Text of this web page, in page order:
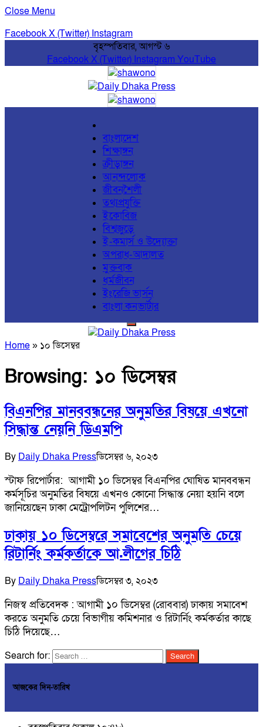
Close Menu
FacebookX (Twitter) Instagram
বৃহস্পতিবার, আগস্ট ৬
FacebookX (Twitter) Instagram YouTube
বাংলাদেশ
শিক্ষাঙ্গন
ক্রীড়াঙ্গন
আনন্দলোক
জীবনশৈলী
তথ্যপ্রযুক্তি
ইকোবিজ
বিশ্বজুড়ে
ই-কমার্স ও উদ্যোক্তা
অপরাধ-আদালত
মুক্তবাক
ধর্মজীবন
ইংরেজি ভার্সন
বাংলা কনভার্টার
Home» ১০ ডিসেম্বর
Browsing: ১০ ডিসেম্বর
বিএনপির মানববন্ধনের অনুমতির বিষয়ে এখনো
সিদ্ধান্ত নেয়নি ডিএমপি
By Daily Dhaka Pressডিসেম্বর ৬, ২০২৩
স্টাফ রিপোর্টার: আগামী ১০ ডিসেম্বর বিএনপির ঘোষিত মানববন্ধন
কর্মসূচির অনুমতির বিষয়ে এখনও কোনো সিদ্ধান্ত নেয়া হয়নি বলে
জানিয়েছেন ঢাকা মেট্রোপলিটন পুলিশের…
ঢাকায় ১০ ডিসেম্বরে সমাবেশের অনুমতি চেয়ে
রিটার্নিং কর্মকর্তাকে আ.লীগের চিঠি
By Daily Dhaka Pressডিসেম্বর ৩, ২০২৩
নিজস্ব প্রতিবেদক : আগামী ১০ ডিসেম্বর (রোববার) ঢাকায় সমাবেশ
করতে অনুমতি চেয়ে বিভাগীয় কমিশনার ও রিটার্নিং কর্মকর্তার কাছে
চিঠি দিয়েছে…
Search for:
আজকের দিন-তারিখ